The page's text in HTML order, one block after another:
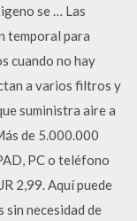
se … Las
temporal para
cuando no hay
a varios filtros y
suministra aire a
de 5.000.000
PC o teléfono
2,99. Aquí puede
necesidad de